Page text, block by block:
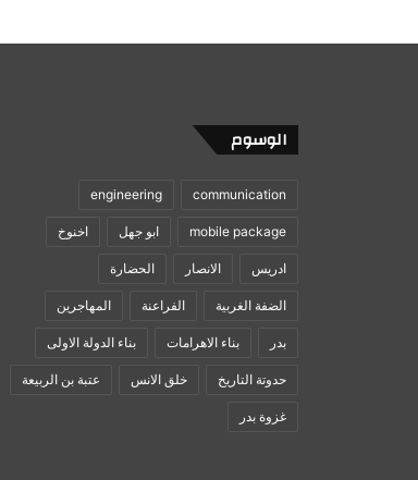
الوسوم
communication
engineering
mobile package ابو جهل اخنوخ
ادريس الانصار الحضارة
الضفة الغربية الفراعنة المهاجرين
بدر بناء الاهرامات بناء الدولة الاولى
حدوتة التاريخ خلق الانس عتبة بن الربيعة
غزوة بدر